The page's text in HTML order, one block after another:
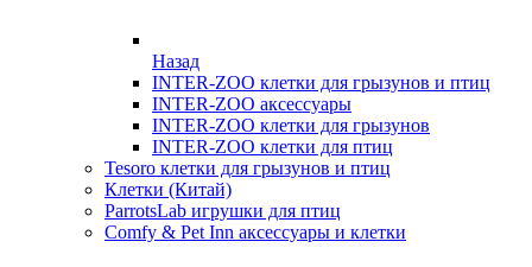
Назад
INTER-ZOO клетки для грызунов и птиц
INTER-ZOO аксессуары
INTER-ZOO клетки для грызунов
INTER-ZOO клетки для птиц
Tesoro клетки для грызунов и птиц
Клетки (Китай)
ParrotsLab игрушки для птиц
Comfy & Pet Inn аксессуары и клетки